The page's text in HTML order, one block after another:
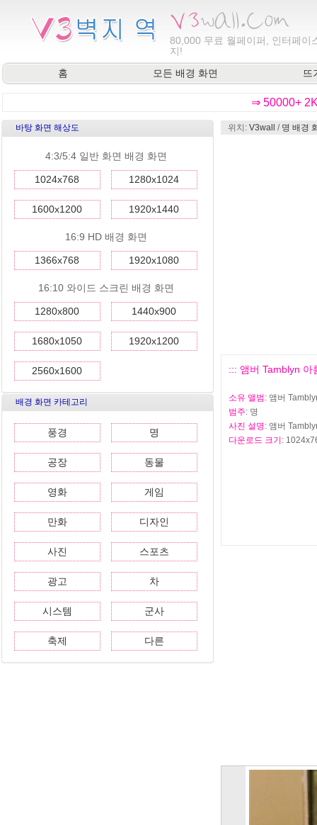
80,000 무료 월페이퍼, 인터페이
지!
홈
모든 배경 화면 뜨
⇒ 50000+
바탕 화면 해상도
4:3/5:4 일반 화면 배경 화면
1024x768 1280x1024
1600x1200 1920x1440
16:9 HD 배경 화면
1366x768 1920x1080
16:10 와이드 스크린 배경 화면
1280x800 1440x900
1680x1050 1920x1200
2560x1600
배경 화면 카테고리
풍경 명
공장 동물
영화 게임
만화 디자인
사진 스포츠
광고 차
시스템 군사
축제 다른
위치: V3wall / 명 배경
::: 앰버 Tamblyn
소유 앨범 : 앰버
범주: 명
사진 설명: 앰버
다운로드 크기 :